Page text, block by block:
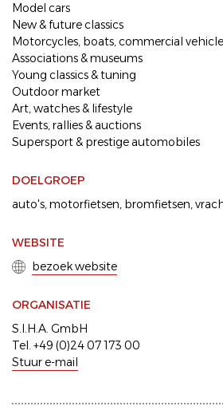
Model cars
New & future classics
Motorcycles, boats, commercial
Associations & museums
Young classics & tuning
Outdoor market
Art, watches & lifestyle
Events, rallies & auctions
Supersport & prestige automobiles
DOELGROEP
auto's motorfietsen bromfietsen
WEBSITE
bezoek website
ORGANISATIE
S.I.H.A. GmbH
Tel. +49 (0)24 07 173 00
Stuur e-mail